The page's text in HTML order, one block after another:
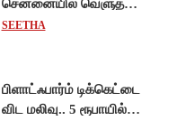
சென்னையில் வெளுத்து
வாங்கிய கனமழை!
SEETHA
பிளாட்ஃபார்ம் டிக்கெட்டை
விட மலிவு.. 5 ரூபாயில்